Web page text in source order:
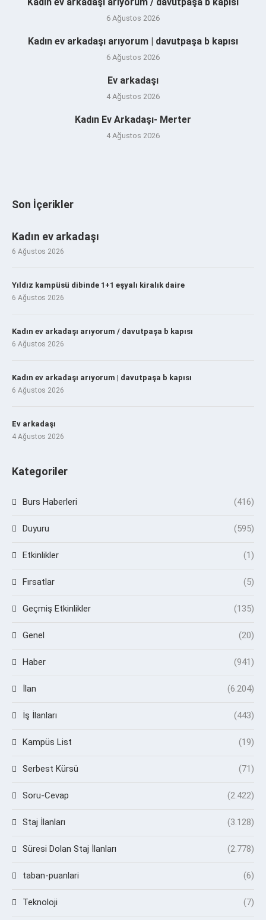
6 Ağustos 2026
Kadın ev arkadaşı arıyorum | davutpaşa b kapısı
6 Ağustos 2026
Ev arkadaşı
4 Ağustos 2026
Kadın Ev Arkadaşı- Merter
4 Ağustos 2026
Son İçerikler
Kadın ev arkadaşı
6 Ağustos 2026
Yıldız kampüsü dibinde 1+1 eşyalı kiralık daire
6 Ağustos 2026
Kadın ev arkadaşı arıyorum / davutpaşa b kapısı
6 Ağustos 2026
Kadın ev arkadaşı arıyorum | davutpaşa b kapısı
6 Ağustos 2026
Ev arkadaşı
4 Ağustos 2026
Kategoriler
Burs Haberleri (416)
Duyuru (595)
Etkinlikler (1)
Fırsatlar (5)
Geçmiş Etkinlikler (135)
Genel (20)
Haber (941)
İlan (6.204)
İş İlanları (443)
Kampüs List (19)
Serbest Kürsü (71)
Soru-Cevap (2.422)
Staj İlanları (3.128)
Süresi Dolan Staj İlanları (2.778)
taban-puanlari (6)
Teknoloji (7)